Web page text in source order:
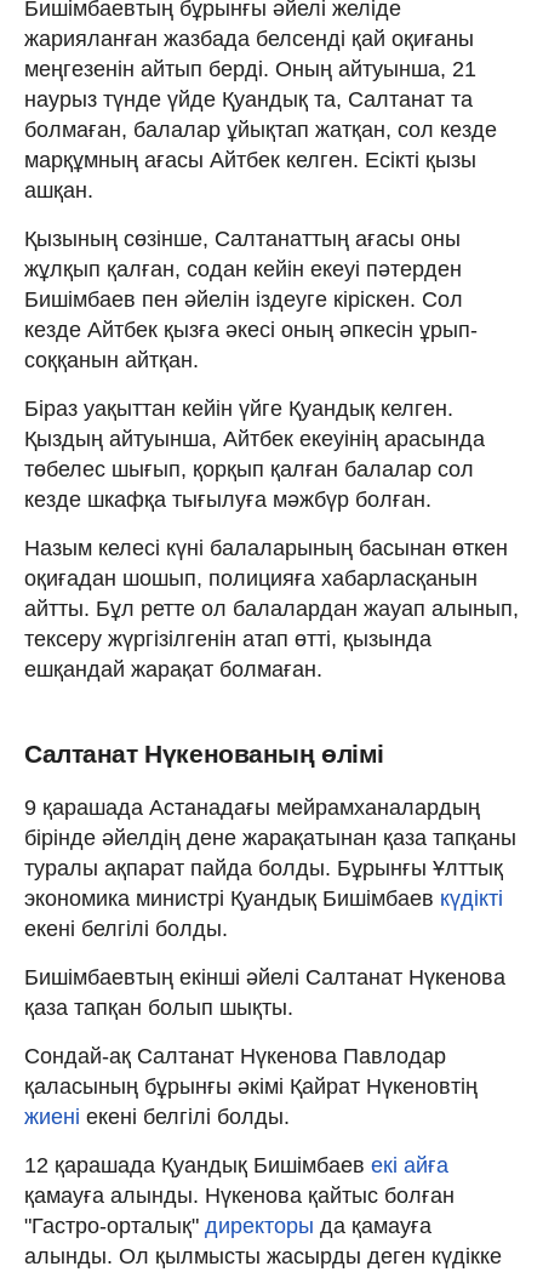
Бишімбаевтың бұрынғы әйелі желіде
жарияланған жазбада белсенді қай оқиғаны
меңгезенін айтып берді. Оның айтуынша, 21
наурыз түнде үйде Қуандық та, Салтанат та
болмаған, балалар ұйықтап жатқан, сол кезде
марқұмның ағасы Айтбек келген. Есікті қызы
ашқан.
Қызының сөзінше, Салтанаттың ағасы оны
жұлқып қалған, содан кейін екеуі пәтерден
Бишімбаев пен әйелін іздеуге кіріскен. Сол
кезде Айтбек қызға әкесі оның әпкесін ұрып-
соққанын айтқан.
Біраз уақыттан кейін үйге Қуандық келген.
Қыздың айтуынша, Айтбек екеуінің арасында
төбелес шығып, қорқып қалған балалар сол
кезде шкафқа тығылуға мәжбүр болған.
Назым келесі күні балаларының басынан өткен
оқиғадан шошып, полицияға хабарласқанын
айтты. Бұл ретте ол балалардан жауап алынып,
тексеру жүргізілгенін атап өтті, қызында
ешқандай жарақат болмаған.
Салтанат Нүкенованың өлімі
9 қарашада Астанадағы мейрамханалардың
бірінде әйелдің дене жарақатынан қаза тапқаны
туралы ақпарат пайда болды. Бұрынғы Ұлттық
экономика министрі Қуандық Бишімбаев күдікті
екені белгілі болды.
Бишімбаевтың екінші әйелі Салтанат Нүкенова
қаза тапқан болып шықты.
Сондай-ақ Салтанат Нүкенова Павлодар
қаласының бұрынғы әкімі Қайрат Нүкеновтің
жиені екені белгілі болды.
12 қарашада Қуандық Бишімбаев екі айға
қамауға алынды. Нүкенова қайтыс болған
"Гастро-орталық" директоры да қамауға
алынды. Ол қылмысты жасырды деген күдікке